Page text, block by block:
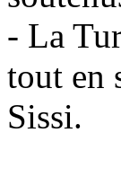
- La
tout en
Sissi.